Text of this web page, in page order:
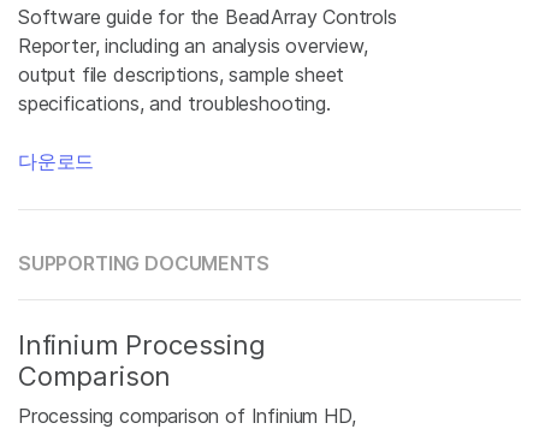
Software guide for the BeadArray Controls
Reporter, including an analysis overview,
output file descriptions, sample sheet
specifications, and troubleshooting.
다운로드
SUPPORTING DOCUMENTS
Infinium Processing
Comparison
Processing comparison of Infinium HD,